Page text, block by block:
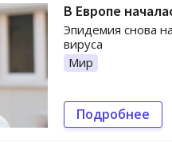
В Европе
Эпидемия снова
вируса
Мир
Подробнее